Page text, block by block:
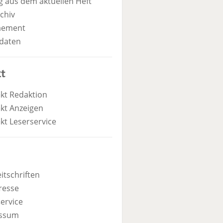
Redaktion
Anzeigen
Leserservice